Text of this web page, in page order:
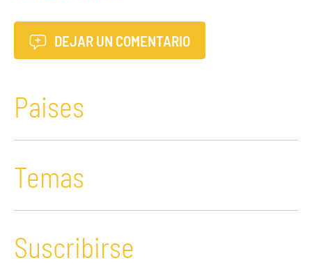
DEJAR UN COMENTARIO
Paises
Temas
Suscribirse